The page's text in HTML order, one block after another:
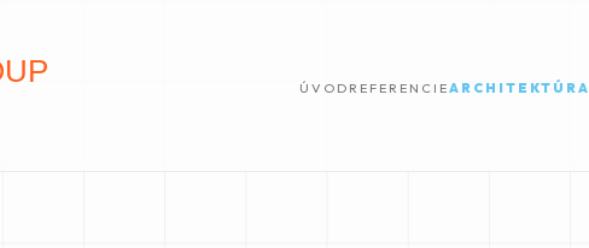
ÚVOD REFERENCIEARCHITEKTÚRA